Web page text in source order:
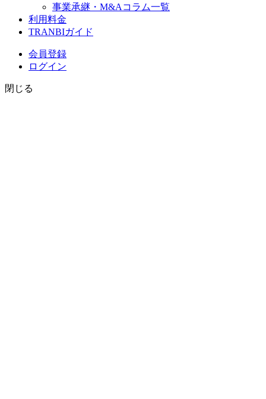
事業承継・M&Aコラム一覧
利用料金
TRANBIガイド
会員登録
ログイン
閉じる